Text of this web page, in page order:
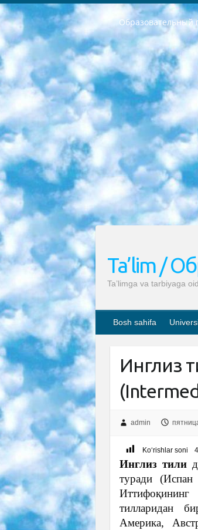
Образовательный
РЕСПУБЛИКА УЗБЕКИСТАН МИНИСТРЕРСТВО ДОШКОЛЬНОГО И ШКОЛЬНОГО ОБРАЗОВАНИЯ КОМАНДА в общеобразовательных учреждениях в 2023-2024 учебном году организация и проведение итоговой государственной аттестации обучающихся о Министра дошкольного и школьного образования Республики Узбекистан от 4 марта 2008 года (постановлением Минюста от 20 марта 2008 года № 1778 государственной регистрации) «Итоговое состояние учащихся общего среднего образования на основании положения об утверждении положения об аттестации общего среднего образования выпускной экзамен студентов в образовательных учреждениях в 2023-2024 учебном году В целях организации и прохождения аттестации приказываю: 1. Следующее: перечень предметов, по которым будет проводиться итоговая государственная аттестация и экзамен формы перевода согласно приложению 1; сертификаты международного образца, оценивающие уровень владения иностранными языками перечень согласно приложению 2; 2. Педагогический при специализированных образовательных учреждениях. научно-практический центр квалификации и международной оценки (Д.Давидова) 2024 г. До 25 марта: задания по предметам, по которым будет проводиться итоговая аттестация разработка и утверждение технических условий; итоговая аттестация на основании разработанного предметного задания разработка вопросов по предметам (устно и письменно), экзамен
Ta’lim /
Ta’limga va tarbiyaga
Bosh sahifa
Инглиз
admin
Ko‘rishlar soni
Инглиз тили
туради
тилларидан
Америка,